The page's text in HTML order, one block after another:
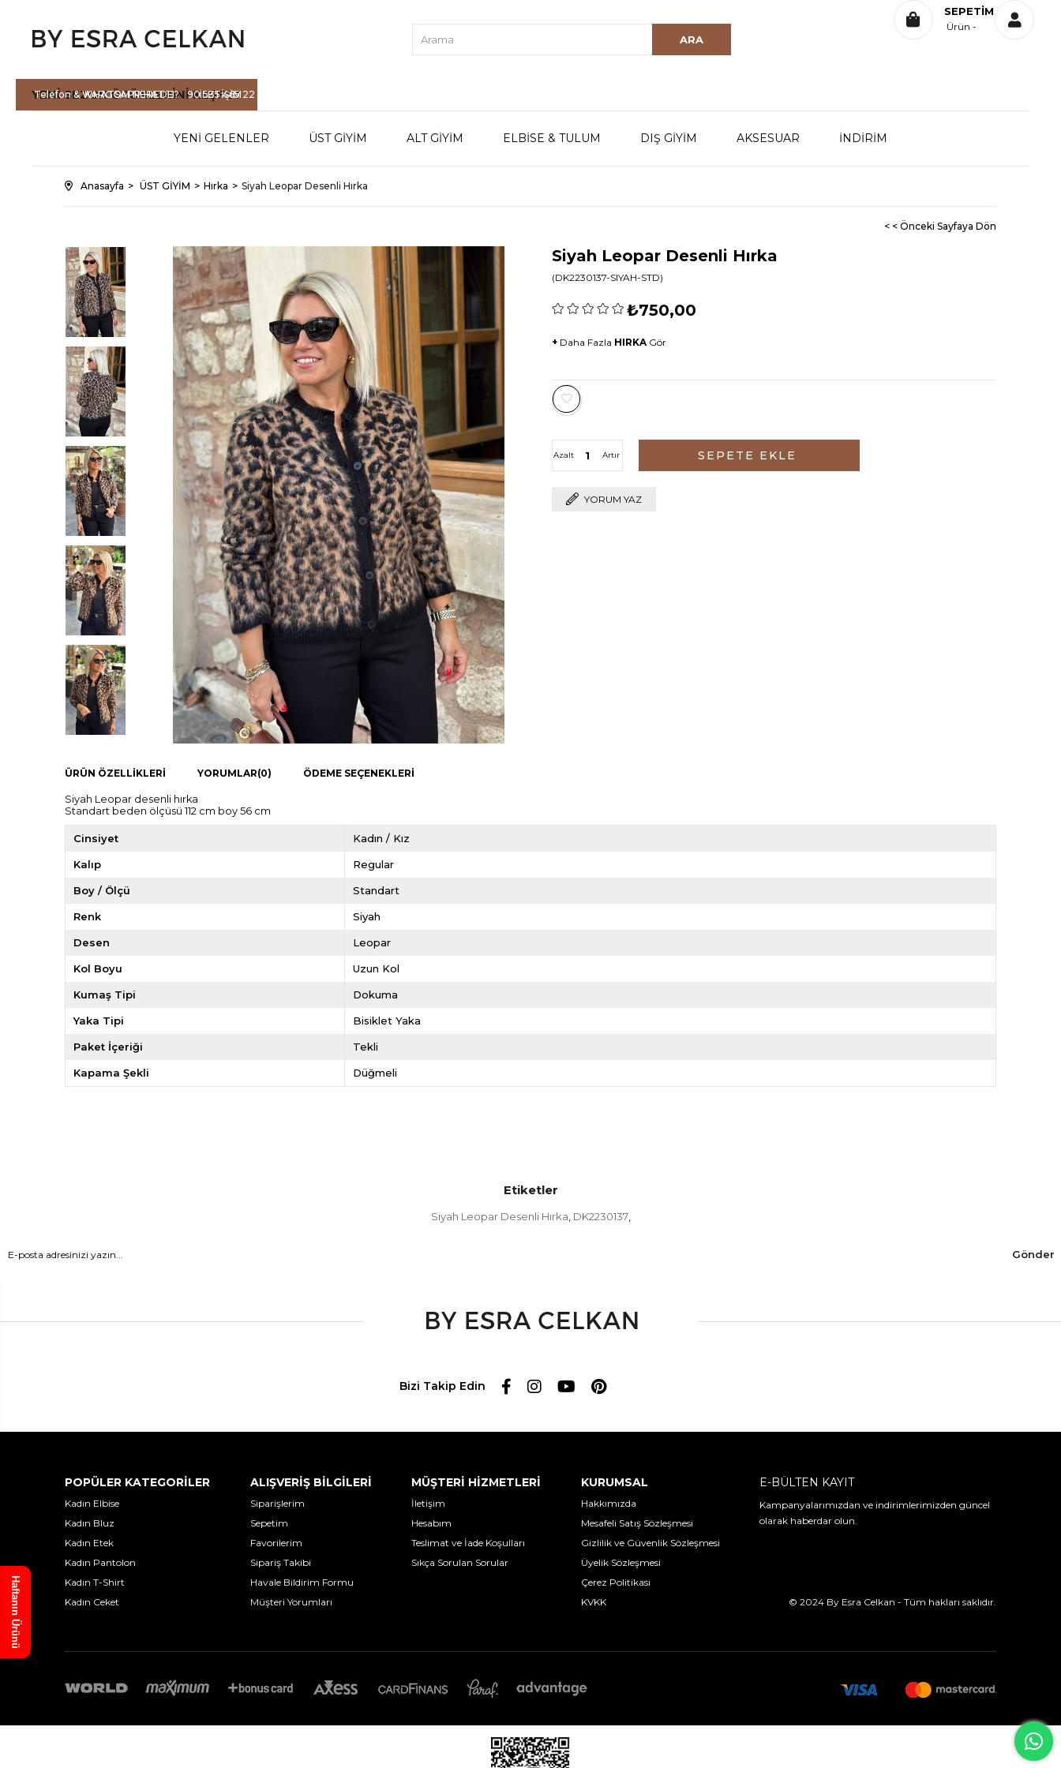
Telefon & WHATSAPP HATTI : 90 535 465 22
YENİ SEZONÜRÜNLERİNİ KEŞFET
KARGOM NEREDE? İLETİŞİM
SEPETIM
Ürün
YENİ GELENLER ÜST GİYİM ALT GİYİM ELBİSE & TULUM DIŞ GİYİM AKSESUAR İNDİRİM
Anasayfa ÜST GİYİM Hırka Siyah Leopar Desenli Hırka
< < Önceki Sayfaya Dön
Siyah Leopar Desenli Hırka
(DK2230137-SIYAH-STD)
₺750,00
+ Daha Fazla HIRKAGör
Artır
Azalt
YORUM YAZ
ÜRÜN ÖZELLIKLERI YORUMLAR(0) ÖDEME SEÇENEKLERI
Siyah Leopar desenli hırka
Standart beden ölçüsü 112 cm boy 56 cm
Cinsiyet Kadın / Kız
Kalıp Regular
Boy / Ölçü Standart
Renk Siyah
Desen Leopar
Kol Boyu Uzun Kol
Kumaş Tipi Dokuma
Yaka Tipi Bisiklet Yaka
Paket İçeriği Tekli
Kapama Şekli Düğmeli
Etiketler
Siyah Leopar Desenli Hırka, DK2230137,
Gönder
Bizi Takip Edin
POPÜLER KATEGORİLER
Kadın Elbise
Kadın Bluz
Kadın Etek
Kadın Pantolon
Kadın T-Shirt
Kadın Ceket
ALIŞVERİŞ BİLGİLERİ
Siparişlerim
Sepetim
Favorilerim
Sipariş Takibi
Havale Bildirim Formu
Müşteri Yorumları
MÜŞTERİ HİZMETLERİ
İletişim
Hesabım
Teslimat ve İade Koşulları
Sıkça Sorulan Sorular
KURUMSAL
Hakkımızda
Mesafeli Satış Sözleşmesi
Gizlilik ve Güvenlik Sözleşmesi
Üyelik Sözleşmesi
Çerez Politikası
KVKK
E-BÜLTEN KAYIT
Kampanyalarımızdan ve indirimlerimizden güncel
olarak haberdar olun.
© 2024 By Esra Celkan - Tüm hakları saklıdır.
Haftanın Ürünü